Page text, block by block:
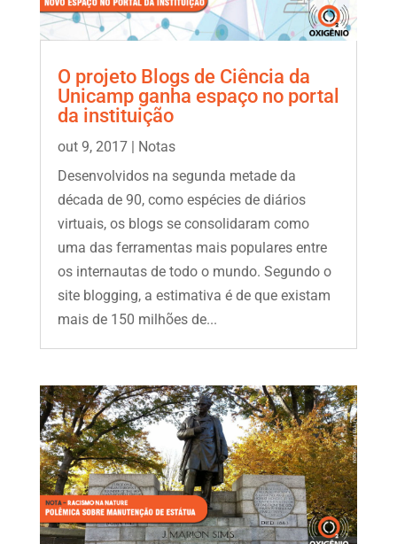
O projeto Blogs de Ciência da
Unicamp ganha espaço no portal
da instituição
out 9, 2017|
Notas
Desenvolvidos na segunda metade da
década de 90, como espécies de diários
virtuais, os blogs se consolidaram como
uma das ferramentas mais populares entre
os internautas de todo o mundo. Segundo o
site blogging, a estimativa é de que existam
mais de 150 milhões de...